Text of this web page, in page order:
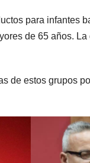
para infantes
de 65 años.
de estos grupos